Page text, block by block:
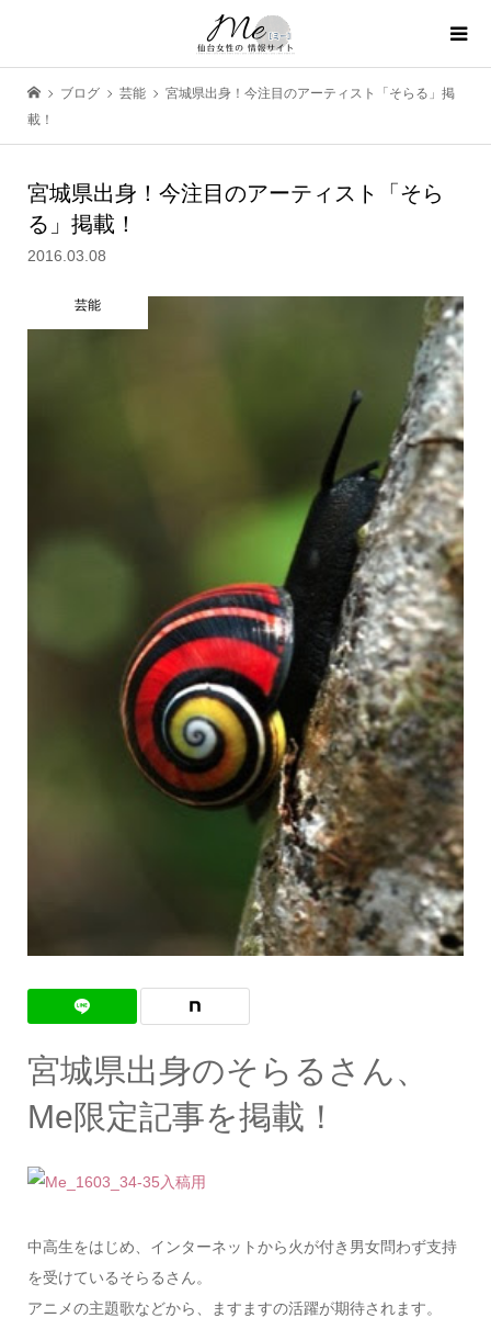
ブログ 芸能
宮城県出身！今注目のアーティスト「そらる」掲
載！
宮城県出身！今注目のアーティスト「そら
る」掲載！
2016.03.08
芸能
宮城県出身のそらるさん、
Me限定記事を掲載！
中高生をはじめ、インターネットから火が付き男女問わず支持
を受けているそらるさん。
アニメの主題歌などから、ますますの活躍が期待されます。